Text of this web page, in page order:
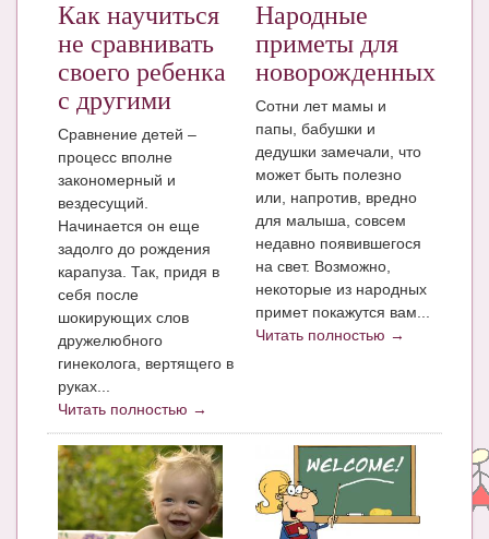
Как научиться
не сравнивать
своего ребенка
с другими
Сравнение детей –
процесс вполне
закономерный и
вездесущий.
Начинается он еще
задолго до рождения
карапуза. Так, придя в
себя после
шокирующих слов
дружелюбного
гинеколога, вертящего в
руках...
Читать полностью →
Народные
приметы для
новорожденных
Сотни лет мамы и
папы, бабушки и
дедушки замечали, что
может быть полезно
или, напротив, вредно
для малыша, совсем
недавно появившегося
на свет. Возможно,
некоторые из народных
примет покажутся вам...
Читать полностью →